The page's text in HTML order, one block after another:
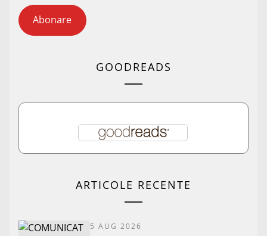
Abonare
GOODREADS
ARTICOLE RECENTE
5 AUG 2026